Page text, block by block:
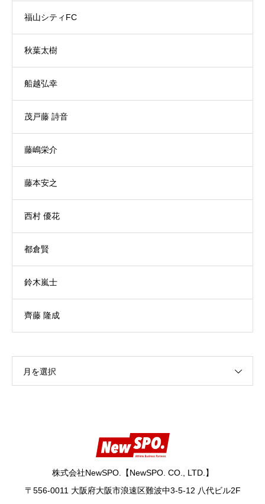
福山シティFC
秋葉太樹
船越弘幸
茂戸藤 詩音
藤嶋栄介
藤本安之
西村 優花
都倉賢
鈴木嵐士
齊藤 隆成
月を選択
株式会社NewSPO.【NewSPO. CO., LTD.】
〒556-0011 大阪府大阪市浪速区難波中3-5-12 八代ビル2F